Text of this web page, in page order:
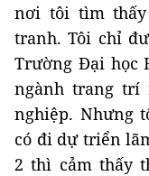
nơi tôi tìm
tranh. Tôi chỉ
Trường Đại học
ngành trang trí
nghiệp. Nhưng
có đi dự triển
2 thì cảm thấy